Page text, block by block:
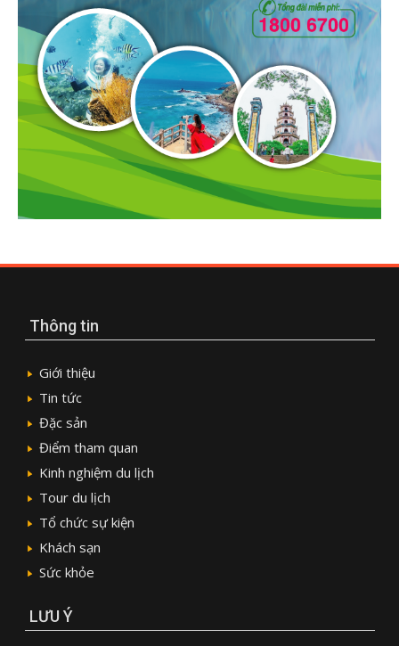
Thông tin
Giới thiệu
Tin tức
Đặc sản
Điểm tham quan
Kinh nghiệm du lịch
Tour du lịch
Tổ chức sự kiện
Khách sạn
Sức khỏe
LƯU Ý